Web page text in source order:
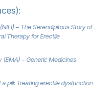
– The Serendipitous Story of
Therapy for Erectile
– Generic Medicines
pill: Treating erectile dysfunction